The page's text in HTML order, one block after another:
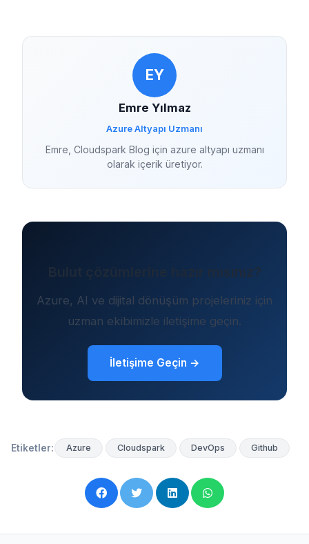
EY
Emre Yılmaz
Azure Altyapı Uzmanı
Emre, Cloudspark Blog için azure altyapı uzmanı
olarak içerik üretiyor.
Bulut çözümlerine hazır mısınız?
Azure, AI ve dijital dönüşüm projeleriniz için
uzman ekibimizle iletişime geçin.
İletişime Geçin →
Etiketler: Azure Cloudspark DevOps Github